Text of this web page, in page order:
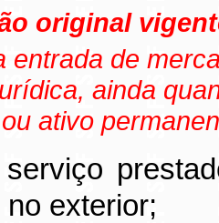
original
entrada de
ainda
ativo
exterior;